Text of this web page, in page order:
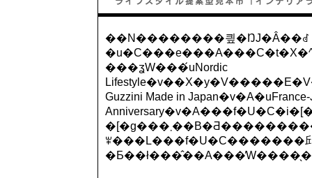
��N��������킢�ŊJ�Â��ꂽ
���ʓW���́uNordic
Guzzini Made in Japan�v�A�uFrance-
�[�g���܂��B�Ƌ�����������������������Ƃ�����ۂ̍��N�ł������A�ו��ɂ��g�����h�͕\�����́B�C���e���A�̃J�e�S���[�ɂƂ��
ꂸ���L���f�U�C�������